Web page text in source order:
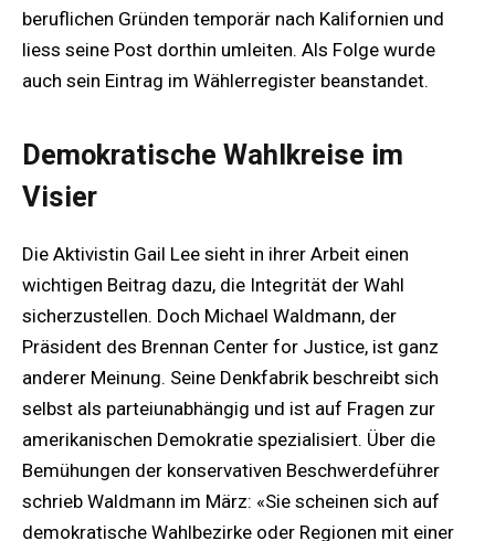
beruflichen Gründen temporär nach Kalifornien und
liess seine Post dorthin umleiten. Als Folge wurde
auch sein Eintrag im Wählerregister beanstandet.
Demokratische Wahlkreise im
Visier
Die Aktivistin Gail Lee sieht in ihrer Arbeit einen
wichtigen Beitrag dazu, die Integrität der Wahl
sicherzustellen. Doch Michael Waldmann, der
Präsident des Brennan Center for Justice, ist ganz
anderer Meinung. Seine Denkfabrik beschreibt sich
selbst als parteiunabhängig und ist auf Fragen zur
amerikanischen Demokratie spezialisiert. Über die
Bemühungen der konservativen Beschwerdeführer
schrieb Waldmann im März: «Sie scheinen sich auf
demokratische Wahlbezirke oder Regionen mit einer